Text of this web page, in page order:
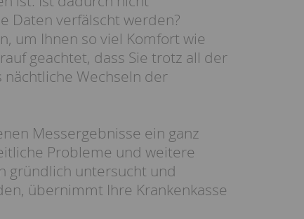
Daten verfälscht werden?
um Ihnen so viel Komfort wie
geachtet, dass Sie trotz all der
Wechseln der
Messergebnisse ein ganz
Probleme und weitere
gründlich untersucht und
übernimmt Ihre Krankenkasse